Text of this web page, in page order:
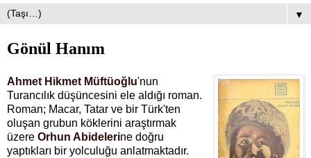
▼
Gönül Hanım
Ahmet Hikmet Müftüoğlu'nun
Turancılık düşüncesini ele aldığı roman.
Roman; Macar, Tatar ve bir Türk'ten
oluşan grubun köklerini araştırmak
üzere Orhun Abidelerine doğru
yaptıkları bir yolculuğu anlatmaktadır.